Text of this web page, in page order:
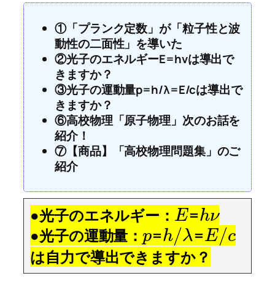
①「プランク定数」が「粒子性と波
動性の二面性」を導いた
②光子のエネルギーE=hνは導出で
きますか？
③光子の運動量p=h/λ=E/cは導出で
きますか？
⑥高校物理「原子物理」次のお話を
紹介！
⑦【商品】「高校物理問題集」のご
紹介
●光子のエネルギー： E=hν
●光子の運動量：p=h/λ=E/c
は自力で導出できますか？